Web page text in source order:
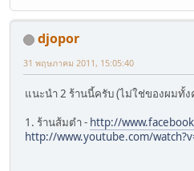
djopor
31 พฤษภาคม 2011, 15:05:40
แนะนำ 2 ร้านนี้ครับ (ไม่ใช่ของผมทั้
1. ร้านส้มตำ - http://
http://www.youtube.com/